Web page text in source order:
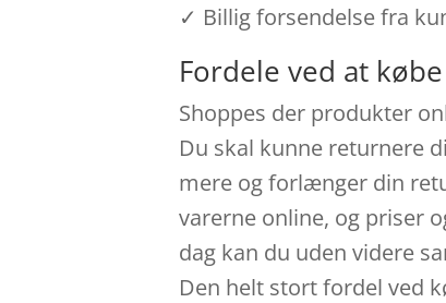
✓ Billig forsendelse fra
Fordele ved at
Shoppes der produkter
Du skal kunne returnere
mere og forlænger din
varerne online, og priser
dag kan du uden videre
Den helt stort fordel ved